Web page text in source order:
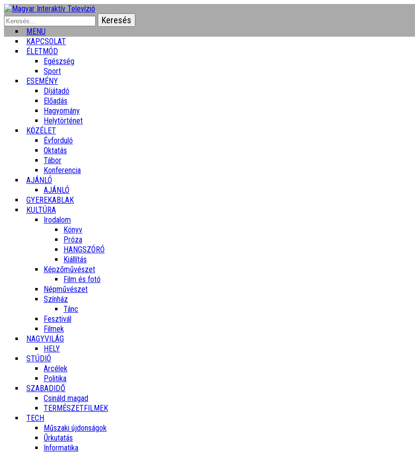
Keresés:
MENU
KAPCSOLAT
ÉLETMÓD
Egészség
Sport
ESEMÉNY
Díjátadó
Előadás
Hagyomány
Helytörténet
KÖZÉLET
Évforduló
Oktatás
Tábor
Konferencia
AJÁNLÓ
AJÁNLÓ
GYEREKABLAK
KULTÚRA
Irodalom
Könyv
Próza
HANGSZÓRÓ
Kiállítás
Képzőművészet
Film és fotó
Népművészet
Színház
Tánc
Fesztivál
Filmek
NAGYVILÁG
HELY
STÚDIÓ
Arcélek
Politika
SZABADIDŐ
Csináld magad
TERMÉSZETFILMEK
TECH
Műszaki újdonságok
Űrkutatás
Informatika